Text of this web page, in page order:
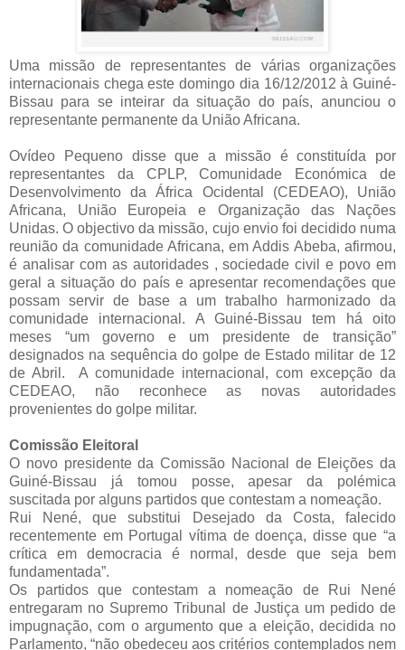
Uma missão de representantes de várias organizações
internacionais chega este domingo dia 16/12/2012 à Guiné-
Bissau para se inteirar da situação do país, anunciou o
representante permanente da União Africana.
Ovídeo Pequeno disse que a missão é constituída por
representantes da CPLP, Comunidade Económica de
Desenvolvimento da África Ocidental (CEDEAO), União
Africana, União Europeia e Organização das Nações
Unidas. O objectivo da missão, cujo envio foi decidido numa
reunião da comunidade Africana, em Addis Abeba, afirmou,
é analisar com as autoridades , sociedade civil e povo em
geral a situação do país e apresentar recomendações que
possam servir de base a um trabalho harmonizado da
comunidade internacional. A Guiné-Bissau tem há oito
meses “um governo e um presidente de transição”
designados na sequência do golpe de Estado militar de 12
de Abril. A comunidade internacional, com excepção da
CEDEAO, não reconhece as novas autoridades
provenientes do golpe militar.
Comissão Eleitoral
O novo presidente da Comissão Nacional de Eleições da
Guiné-Bissau já tomou posse, apesar da polémica
suscitada por alguns partidos que contestam a nomeação.
Rui Nené, que substitui Desejado da Costa, falecido
recentemente em Portugal vítima de doença, disse que “a
crítica em democracia é normal, desde que seja bem
fundamentada”.
Os partidos que contestam a nomeação de Rui Nené
entregaram no Supremo Tribunal de Justiça um pedido de
impugnação, com o argumento que a eleição, decidida no
Parlamento, “não obedeceu aos critérios contemplados nem